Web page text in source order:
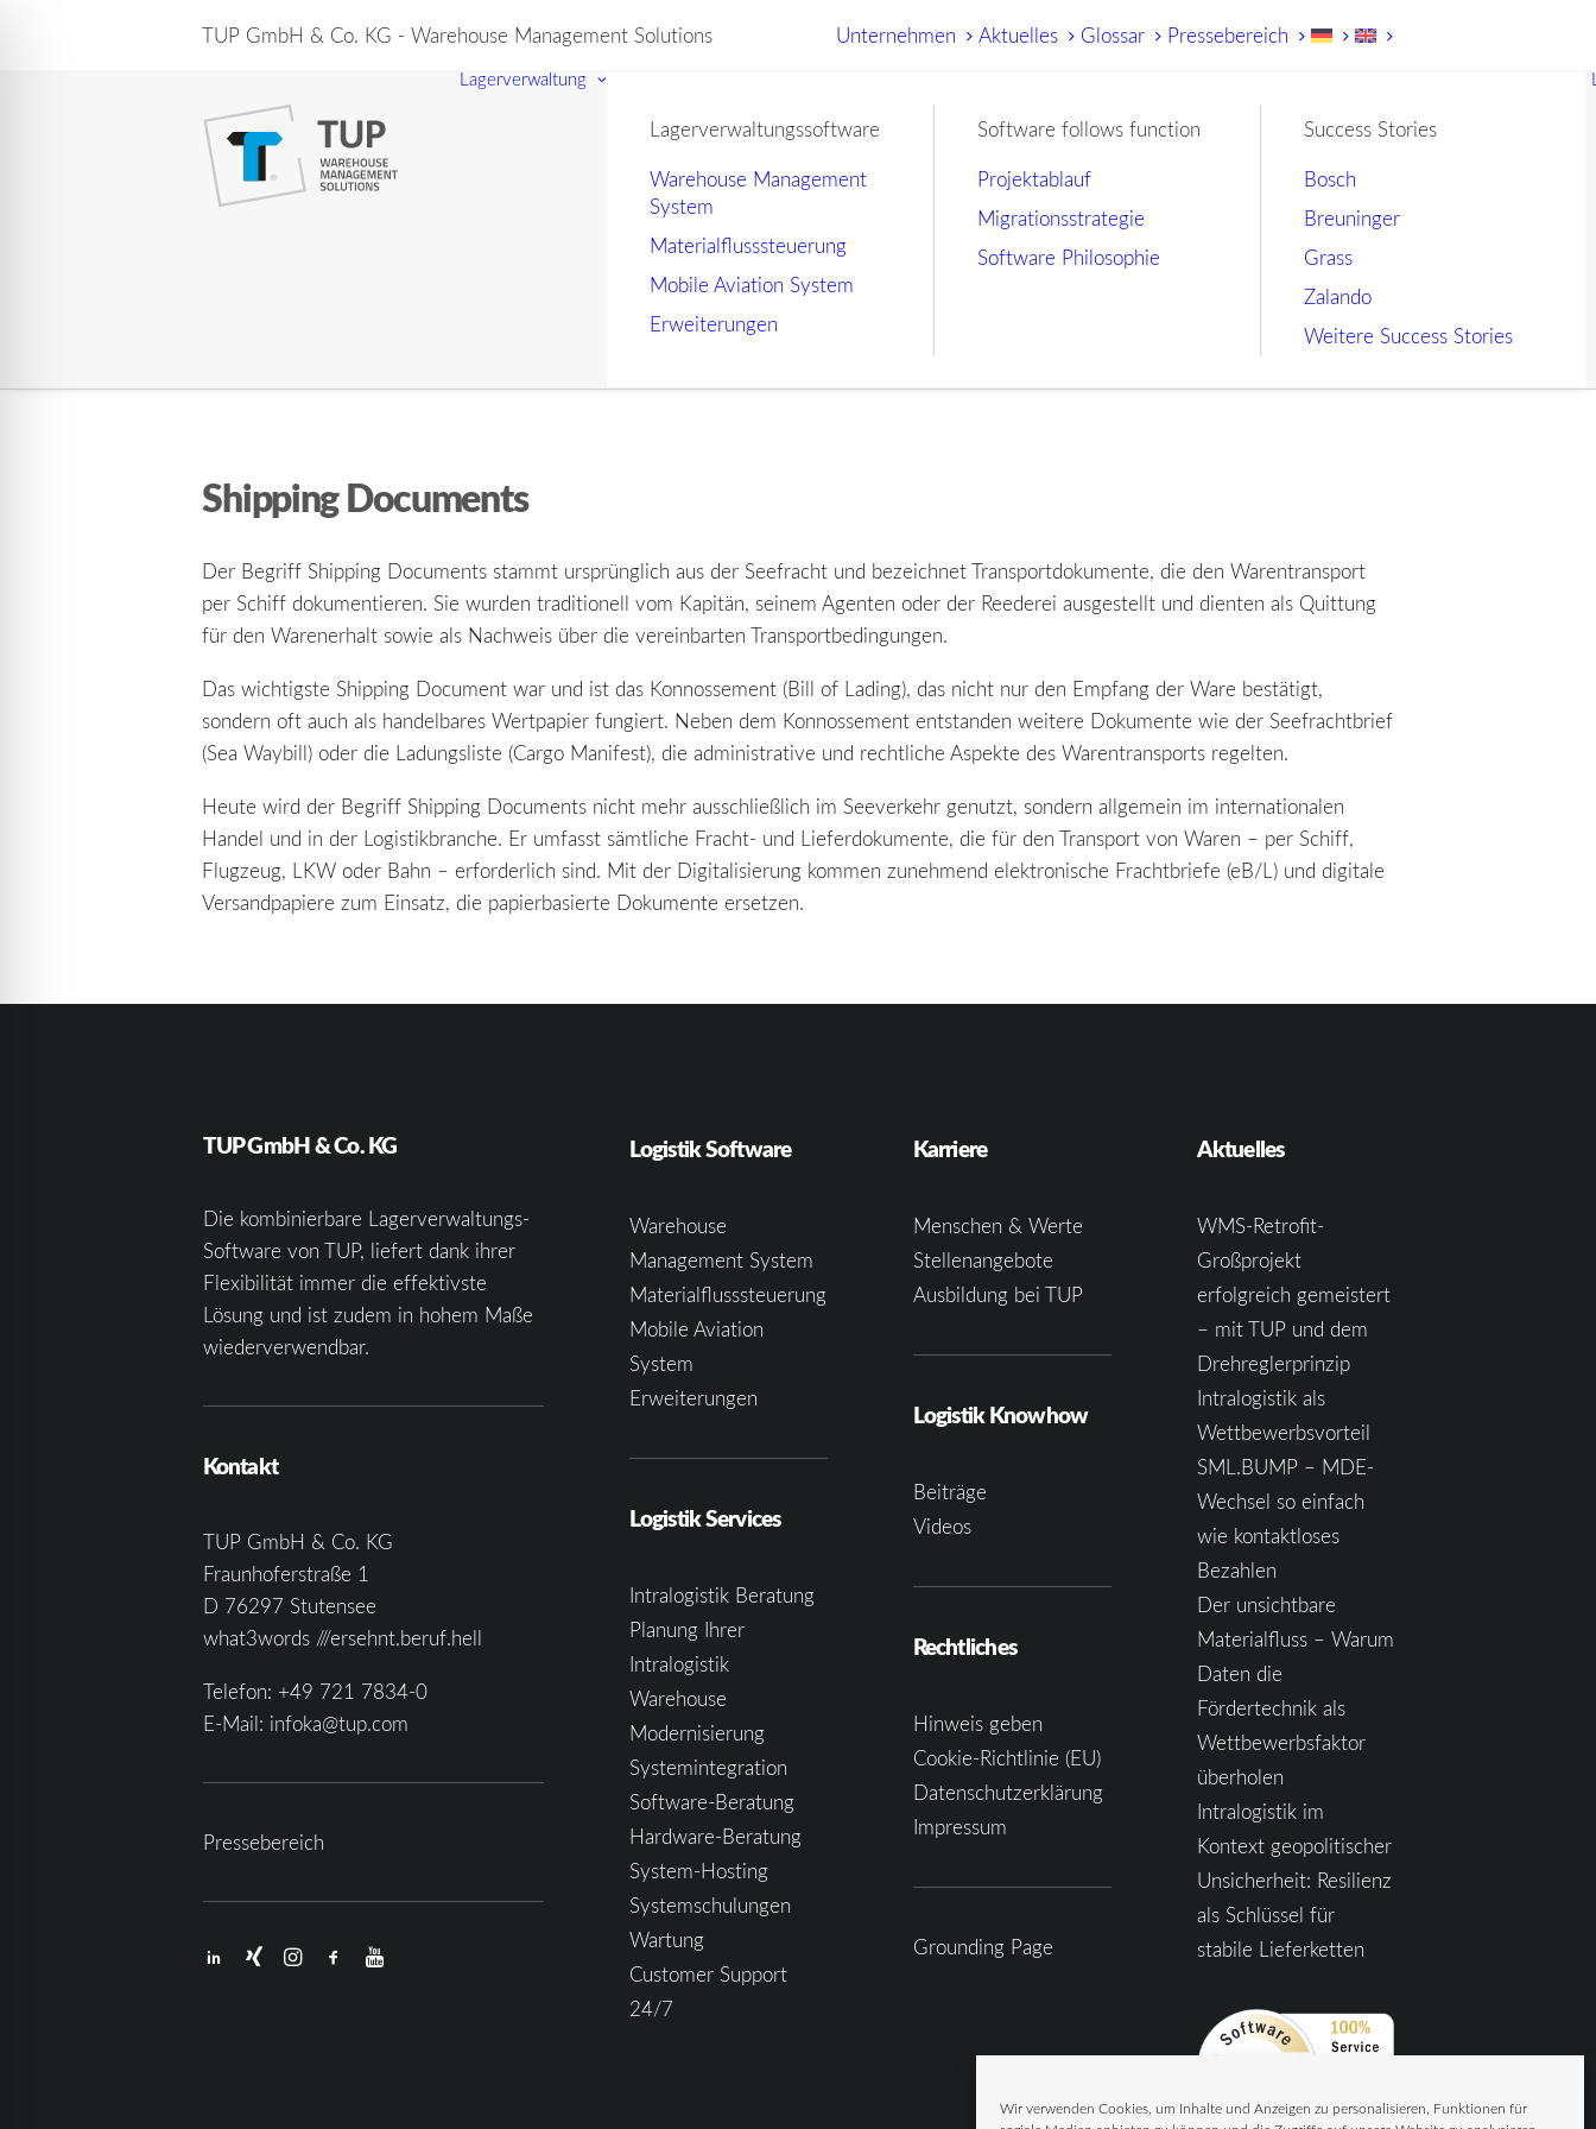
Wir verwenden Cookies, um Inhalte und Anzeigen zu personalisieren, Funktionen für
TUP GmbH & Co. KG - Warehouse Management Solutions Unternehmen Aktuelles Glossar Pressebereich
Lagerverwaltung
Lagerverwaltungssoftware
Warehouse Management
System
Materialflusssteuerung
Mobile Aviation System
Erweiterungen
Software follows function
Projektablauf
Migrationsstrategie
Software Philosophie
Success Stories
Bosch
Breuninger
Grass
Zalando
Weitere Success Stories
Shipping Documents
Der Begriff Shipping Documents stammt ursprünglich aus der Seefracht und bezeichnet Transportdokumente, die den Warentransport
per Schiff dokumentieren. Sie wurden traditionell vom Kapitän, seinem Agenten oder der Reederei ausgestellt und dienten als Quittung
für den Warenerhalt sowie als Nachweis über die vereinbarten Transportbedingungen.
Das wichtigste Shipping Document war und ist das Konnossement (Bill of Lading), das nicht nur den Empfang der Ware bestätigt,
sondern oft auch als handelbares Wertpapier fungiert. Neben dem Konnossement entstanden weitere Dokumente wie der Seefrachtbrief
(Sea Waybill) oder die Ladungsliste (Cargo Manifest), die administrative und rechtliche Aspekte des Warentransports regelten.
Heute wird der Begriff Shipping Documents nicht mehr ausschließlich im Seeverkehr genutzt, sondern allgemein im internationalen
Handel und in der Logistikbranche. Er umfasst sämtliche Fracht- und Lieferdokumente, die für den Transport von Waren – per Schiff,
Flugzeug, LKW oder Bahn – erforderlich sind. Mit der Digitalisierung kommen zunehmend elektronische Frachtbriefe (eB/L) und digitale
Versandpapiere zum Einsatz, die papierbasierte Dokumente ersetzen.
TUP GmbH & Co. KG
Die kombinierbare Lagerverwaltungs-
Software von TUP, liefert dank ihrer
Flexibilität immer die effektivste
Lösung und ist zudem in hohem Maße
wiederverwendbar.
Kontakt
TUP GmbH & Co. KG
Fraunhoferstraße 1
D 76297 Stutensee
what3words ///ersehnt.beruf.hell
Telefon: +49 721 7834-0
E-Mail: infoka@tup.com
Pressebereich
Logistik Software
Warehouse
Management System
Materialflusssteuerung
Mobile Aviation
System
Erweiterungen
Logistik Services
Intralogistik Beratung
Planung Ihrer
Intralogistik
Warehouse
Modernisierung
Systemintegration
Software-Beratung
Hardware-Beratung
System-Hosting
Systemschulungen
Wartung
Customer Support
24/7
Karriere
Menschen & Werte
Stellenangebote
Ausbildung bei TUP
Logistik Knowhow
Beiträge
Videos
Rechtliches
Hinweis geben
Cookie-Richtlinie (EU)
Datenschutzerklärung
Impressum
Grounding Page
Aktuelles
WMS-Retrofit-
Großprojekt
erfolgreich gemeistert
– mit TUP und dem
Drehreglerprinzip
Intralogistik als
Wettbewerbsvorteil
SML.BUMP – MDE-
Wechsel so einfach
wie kontaktloses
Bezahlen
Der unsichtbare
Materialfluss – Warum
Daten die
Fördertechnik als
Wettbewerbsfaktor
überholen
Intralogistik im
Kontext geopolitischer
Unsicherheit: Resilienz
als Schlüssel für
stabile Lieferketten